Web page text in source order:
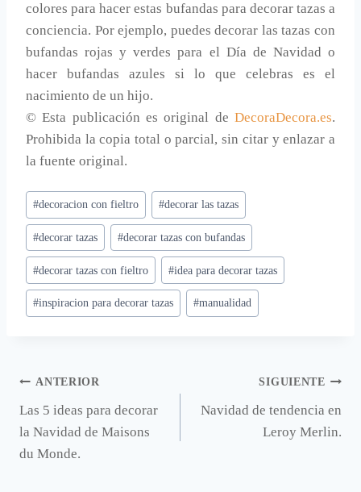
colores para hacer estas bufandas para decorar tazas a
conciencia. Por ejemplo, puedes decorar las tazas con
bufandas rojas y verdes para el Día de Navidad o
hacer bufandas azules si lo que celebras es el
nacimiento de un hijo.
© Esta publicación es original de DecoraDecora.es.
Prohibida la copia total o parcial, sin citar y enlazar a
la fuente original.
Etiquetas
de
la
entrada:
#decoracion con fieltro #decorar las tazas
#decorar tazas #decorar tazas con bufandas
#decorar tazas con fieltro #idea para decorar tazas
#inspiracion para decorar tazas #manualidad
Navegación
de
entradas
ANTERIOR
Las 5 ideas para decorar
la Navidad de Maisons
du Monde.
SIGUIENTE
Navidad de tendencia en
Leroy Merlin.